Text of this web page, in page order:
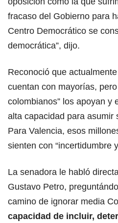
fracaso del Gobierno para
Centro Democrático se
democrática”, dijo.
Reconoció que
cuentan con mayorías,
colombianos” los apoyan y
alta capacidad para asumir
Para Valencia, esos
sienten con “incertidumbre
La senadora le habló
Gustavo Petro,
camino de ignorar media
capacidad de incluir,